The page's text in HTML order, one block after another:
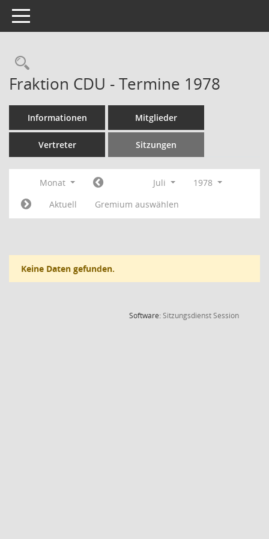
Toggle navigation
Rechercheauswahl
Fraktion CDU - Termine 1978
Informationen Mitglieder
Vertreter Sitzungen
Monat Juli
1978
Aktuell
Gremium auswählen
Keine Daten gefunden.
Software:SitzungsdienstSession(Wird in